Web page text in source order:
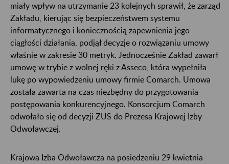
miały wpływ na utrzymanie 23 kolejnych sprawił, że zarząd
Zakładu, kierując się bezpieczeństwem systemu
informatycznego i koniecznością zapewnienia jego
ciągłości działania, podjął decyzje o rozwiązaniu umowy
właśnie w zakresie 30 metryk. Jednocześnie Zakład zawarł
umowę w trybie z wolnej ręki z Asseco, która wypełniła
lukę po wypowiedzeniu umowy firmie Comarch. Umowa
została zawarta na czas niezbędny do przygotowania
postępowania konkurencyjnego. Konsorcjum Comarch
odwołało się od decyzji ZUS do Prezesa Krajowej Izby
Odwoławczej.
Krajowa Izba Odwoławcza na posiedzeniu 29 kwietnia